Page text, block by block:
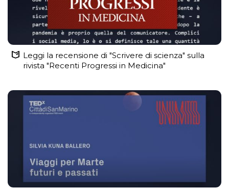
Leggi la recensione di "Scrivere di scienza" sulla
rivista "Recenti Progressi in Medicina"